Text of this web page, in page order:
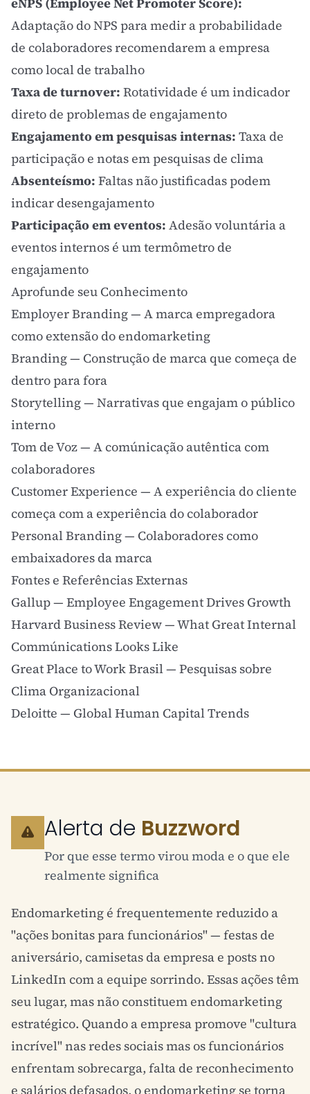
Adaptação do NPS para medir a probabilidade
de colaboradores recomendarem a empresa
como local de trabalho
Taxa de turnover: Rotatividade é um indicador
direto de problemas de engajamento
Engajamento em pesquisas internas: Taxa de
participação e notas em pesquisas de clima
Absenteísmo: Faltas não justificadas podem
indicar desengajamento
Participação em eventos: Adesão voluntária a
eventos internos é um termômetro de
engajamento
Aprofunde seu Conhecimento
Employer Branding— A marca empregadora
como extensão do endomarketing
Branding— Construção de marca que começa de
dentro para fora
Storytelling— Narrativas que engajam o público
interno
Tom de Voz— A comúnicação autêntica com
colaboradores
Customer Experience — A experiência do cliente
começa com a experiência do colaborador
Personal Branding— Colaboradores como
embaixadores da marca
Fontes e Referências Externas
Gallup — Employee Engagement Drives Growth
Harvard Business Review — What Great Internal
Commúnications Looks Like
Great Place to Work Brasil — Pesquisas sobre
Clima Organizacional
Deloitte — Global Human Capital Trends
Alerta de Buzzword
Por que esse termo virou moda e o que ele
realmente significa
Endomarketing é frequentemente reduzido a
"ações bonitas para funcionários" — festas de
aniversário, camisetas da empresa e posts no
LinkedIn com a equipe sorrindo. Essas ações têm
seu lugar, mas não constituem endomarketing
estratégico. Quando a empresa promove "cultura
incrível" nas redes sociais mas os funcionários
enfrentam sobrecarga, falta de reconhecimento
e salários defasados, o endomarketing se torna